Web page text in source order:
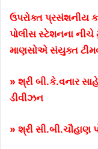
ઉપરોક્ત પ્રસંશનીય
પોલીસ સ્ટેશનના નીચે
માણસોએ સંયુક્ત
» શ્રી બી.કે.વનાર
ડીવીઝન
» શ્રી સી.બી.ચૌહાણ